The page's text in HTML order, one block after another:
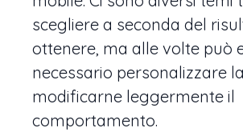
scegliere a seconda del
ottenere, ma alle volte può
necessario personalizzare
modificarne leggermente il
comportamento.